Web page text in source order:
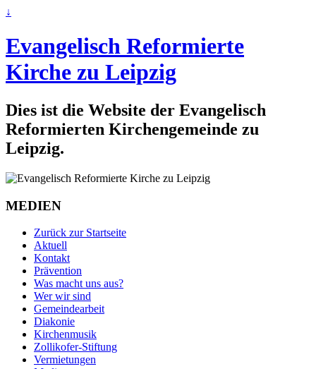
↓
Evangelisch Reformierte
Kirche zu Leipzig
Dies ist die Website der Evangelisch
Reformierten Kirchengemeinde zu
Leipzig.
MEDIEN
Zurück zur Startseite
Aktuell
Kontakt
Prävention
Was macht uns aus?
Wer wir sind
Gemeindearbeit
Diakonie
Kirchenmusik
Zollikofer-Stiftung
Vermietungen